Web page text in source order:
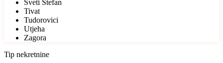
Sveti Stefan
Tivat
Tudorovici
Utjeha
Zagora
Tip nekretnine